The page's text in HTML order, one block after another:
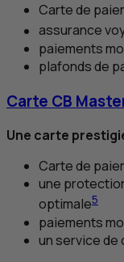
Carte de
assurance
paiements
plafonds de
Carte CB
Une carte
Carte de
une
optimale5
paiements
un service